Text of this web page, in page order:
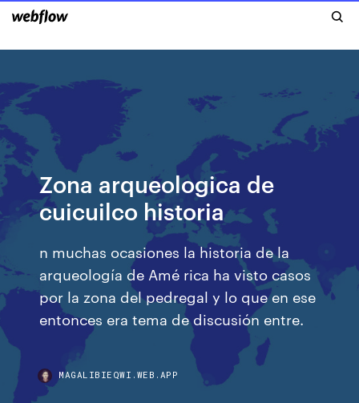
Zona arqueologica de
cuicuilco historia
n muchas ocasiones la historia de la
arqueología de Amé rica ha visto casos
por la zona del pedregal y lo que en ese
entonces era tema de discusión entre.
MAGALIBIEQWI.WEB.APP